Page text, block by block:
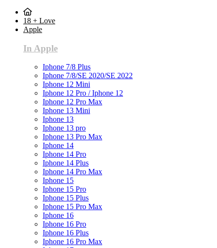
18 + Love
Apple
In Apple
Iphone 7/8 Plus
Iphone 7/8/SE 2020/SE 2022
Iphone 12 Mini
Iphone 12 Pro / Iphone 12
Iphone 12 Pro Max
Iphone 13 Mini
Iphone 13
Iphone 13 pro
Iphone 13 Pro Max
Iphone 14
Iphone 14 Pro
Iphone 14 Plus
Iphone 14 Pro Max
Iphone 15
Iphone 15 Pro
Iphone 15 Plus
Iphone 15 Pro Max
Iphone 16
Iphone 16 Pro
Iphone 16 Plus
Iphone 16 Pro Max